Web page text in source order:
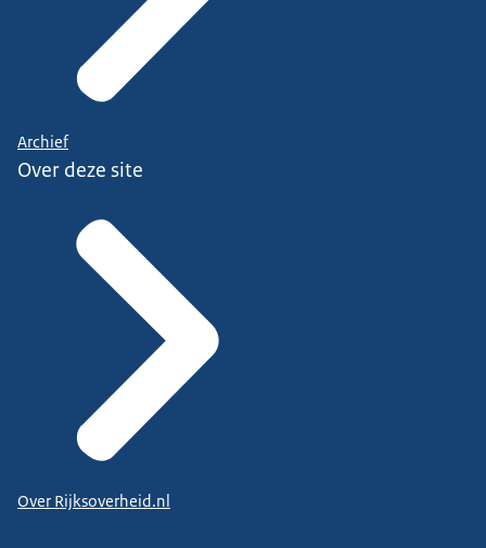
Archief
Over deze site
Over Rijksoverheid.nl